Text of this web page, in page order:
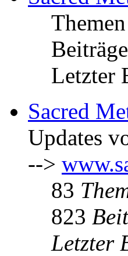
Themen
Beiträge
Letzter
Sacred
Updates
-->
83
823
Letzter